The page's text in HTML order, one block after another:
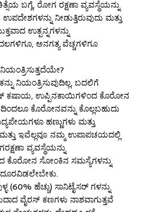
ಬಗ್ಗೆ, ರೋಗ ರಕ್ಷಣಾ ವ್ಯವಸ್ಥೆಯನ್ನು
ನೀಡುತ್ತಿರುವುದು ಮತ್ತು
ಉತ್ಪನ್ನಗಳನ್ನು
ಅನಗತ್ಯ ವೆಚ್ಚಗಳಿಗೂ
ನಿಯಂತ್ರಿಸುವುದಿಲ್ಲ, ಬದಲಿಗೆ
ಕಷಾಯ, ಉಪ್ಪಿನಕಾಯಿಗಳಿಂದ ಕೊರೋನ
ಕೊರೋನವನ್ನು ಕೊಲ್ಲಬಹುದು
ಹಣ್ಣುಗಳು ಮತ್ತು
ಮತ್ತು ಇವೆಲ್ಲವೂ ನಮ್ಮ ಉಪಾಪಚಯದಲ್ಲಿ
ವ್ಯವಸ್ಥೆಯನ್ನು
ಕೊರೋನ ಸೋಂಕಿನ ಸಮಸ್ಯೆಗಳನ್ನು
(60% ಹೆಚ್ಚು) ಸಾನಿಟೈಸರ್ ಗಳನ್ನು
ವೈರಸ್ ಕಣಗಳು ನಾಶವಾಗುತ್ತವೆ